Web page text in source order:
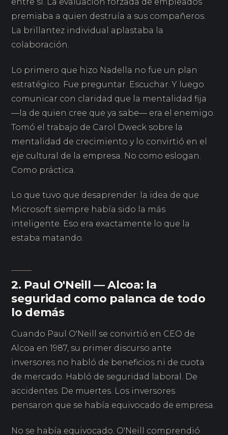
premiaba a quien destruía a sus compañeros.
La brillantez individual aplastaba la
colaboración.
Lo primero que hizo Nadella no fue un plan
estratégico. Fue preguntar. Escuchar. Y luego
comunicar con claridad que la mentalidad fija
—la de quien cree que ya sabe— era el enemigo.
Tomó el trabajo de Carol Dweck sobre la
mentalidad de crecimiento y lo convirtió en el
eje cultural de la empresa. No como eslogan.
Como práctica.
Lo que tuvo que desaprender: la idea de que
Microsoft siempre había sido la más
inteligente. Eso era exactamente lo que la
estaba matando.
2. Paul O'Neill — Alcoa: la
seguridad como palanca de todo
lo demás
Cuando Paul O'Neill se convirtió en CEO de
Alcoa en 1987, su primer discurso ante
inversores no habló de beneficios ni de cuota
de mercado. Habló de seguridad laboral. De
accidentes. De muertes. Los inversores
pensaron que se había equivocado de empresa.
No se había equivocado. O'Neill comprendió